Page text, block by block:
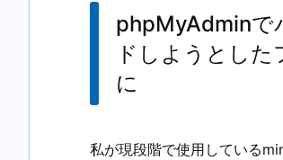
phpMyAdminで
ドしようとし
に
私が現段階で使用している